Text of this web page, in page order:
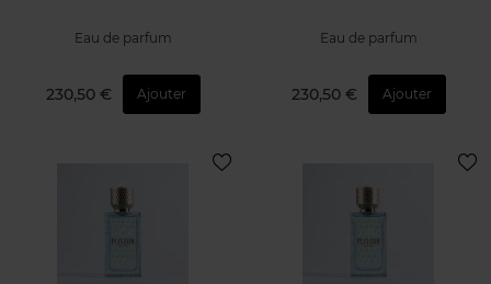
Eau de parfum
230,50 € Ajouter
Eau de parfum
230,50 € Ajouter